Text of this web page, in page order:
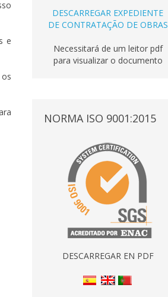
e
DESCARREGAR EXPEDIENTE
DE CONTRATAÇÃO DE OBRAS
Necessitará de um leitor pdf
para visualizar o documento
NORMA ISO 9001:2015
DESCARREGAR EN PDF